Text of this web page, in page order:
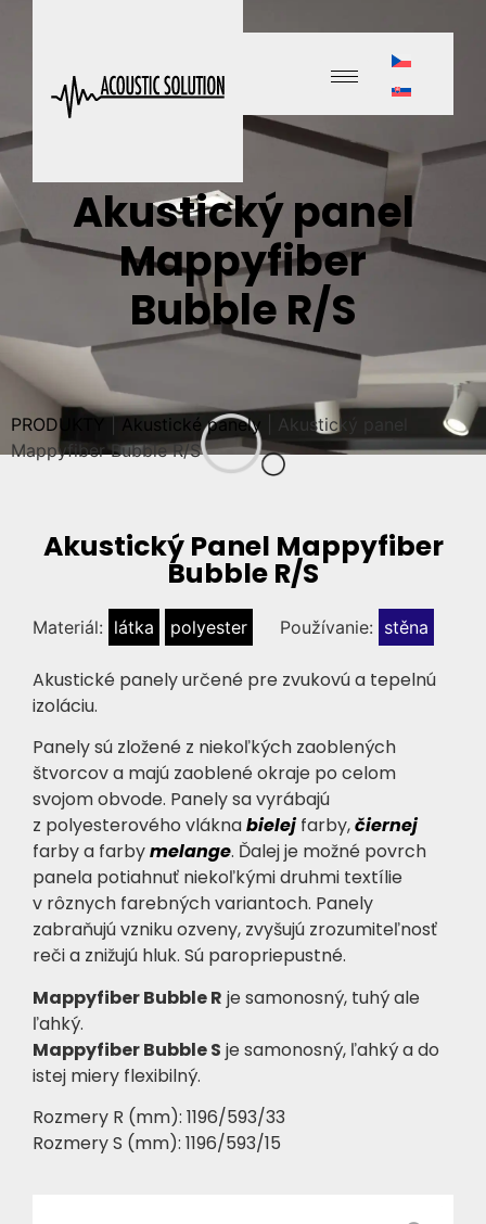
Akustický panel
Mappyfiber
Bubble R/S
PRODUKTY| Akustické panely
Akustický panel
Mappyfiber Bubble R/S
Akustický Panel Mappyfiber
Bubble R/S
Materiál: látka polyester Používanie: stěna
Akustické panely určené pre zvukovú a tepelnú
izoláciu.
Panely sú zložené z niekoľkých zaoblených
štvorcov a majú zaoblené okraje po celom
svojom obvode. Panely sa vyrábajú
z polyesterového vláknabielejfarby,čiernej
farby a farbymelange. Ďalej je možné povrch
panela potiahnuť niekoľkými druhmi textílie
v rôznych farebných variantoch. Panely
zabraňujú vzniku ozveny, zvyšujú zrozumiteľnosť
reči a znižujú hluk. Sú paropriepustné.
Mappyfiber Bubble R je samonosný, tuhý ale
ľahký.
Mappyfiber Bubble S je samonosný, ľahký a do
istej miery flexibilný.
Rozmery R (mm): 1196/593/33
Rozmery S (mm): 1196/593/15